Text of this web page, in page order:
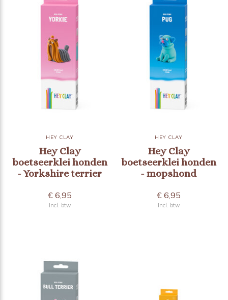
HEY CLAY
Hey Clay
boetseerklei honden
- Yorkshire terrier
€ 6,95
Incl. btw
HEY CLAY
Hey Clay
boetseerklei honden
- mopshond
€ 6,95
Incl. btw